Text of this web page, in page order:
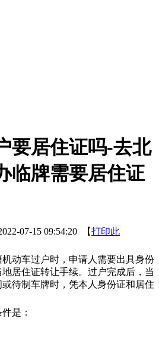
要居住证吗-去北
临牌需要居住证
07-15 09:54:20 【打印此
动车过户时，申请人需要出具身份
居住证转让手续。过户完成后，当
待制车牌时，凭本人身份证和居住
是：